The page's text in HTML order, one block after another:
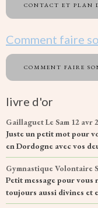
CONTACT ET PLAN
Comment faire
COMMENT FAIRE
livre d'or
GaillaguetLe Sam 12 avr
Juste un petit mot pour
en Dordogne avec vos
Gymnastique Volontaire
Petit message pour vous
toujours aussi divines et